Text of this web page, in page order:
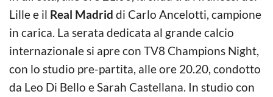
Lille e il Real Madrid di Carlo Ancelotti, campione
in carica. La serata dedicata al grande calcio
internazionale si apre con TV8 Champions Night,
con lo studio pre-partita, alle ore 20.20, condotto
da Leo Di Bello e Sarah Castellana. In studio con